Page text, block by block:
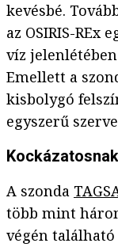
kevésbé.
az OSIRIS-REx
víz
Emellett a
kisbolygó
egyszerű
A szonda
több mint
végén